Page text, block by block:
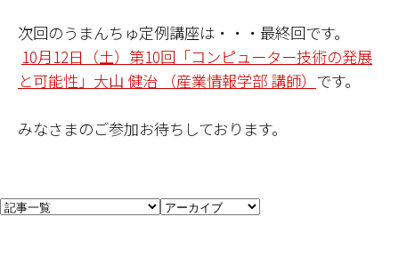
次回のうまんちゅ定例講座は・・・最終回です。
10月12日（土）第10回「コンピューター技術の発展
と可能性」大山 健治 （産業情報学部 講師） です。
みなさまのご参加お待ちしております。